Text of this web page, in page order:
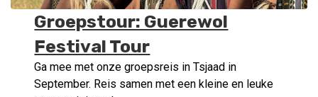
Groepstour: Guerewol
Festival Tour
Ga mee met onze groepsreis in Tsjaad in
September. Reis samen met een kleine en leuke